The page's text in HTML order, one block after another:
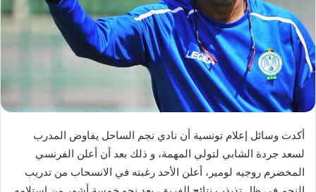
د
ا
إ
ل
ك
ت
ر
أكدت وسائل إعلام تونسية أن نادي نجم الساحل يفاوض المدرب
لسعد جردة الشابي لتولي المهمة، و ذلك بعد أن أعلن الفرنسي
المخضرم روجيه لومير، أعلن الأحد رغبته في الانسحاب من تدريب